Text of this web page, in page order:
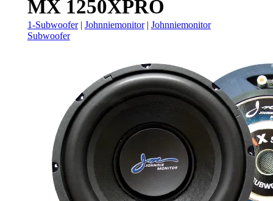
MX 1250XPRO
1-Subwoofer| Johnniemonitor| Johnniemonitor
Subwoofer